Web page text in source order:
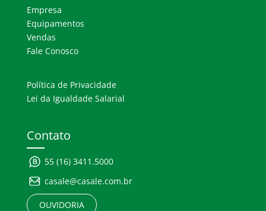
Empresa
Equipamentos
Vendas
Fale Conosco
Política de Privacidade
Lei da Igualdade Salarial
Contato
55 (16) 3411.5000
casale@casale.com.br
OUVIDORIA